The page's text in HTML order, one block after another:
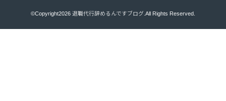
©Copyright2026 退職代行辞めるんですブログ.All Rights Reserved.